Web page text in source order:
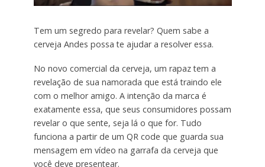
Tem um segredo para revelar? Quem sabe a
cerveja Andes possa te ajudar a resolver essa.
No novo comercial da cerveja, um rapaz tem a
revelação de sua namorada que está traindo ele
com o melhor amigo. A intenção da marca é
exatamente essa, que seus consumidores possam
revelar o que sente, seja lá o que for. Tudo
funciona a partir de um QR code que guarda sua
mensagem em vídeo na garrafa da cerveja que
você deve presentear.